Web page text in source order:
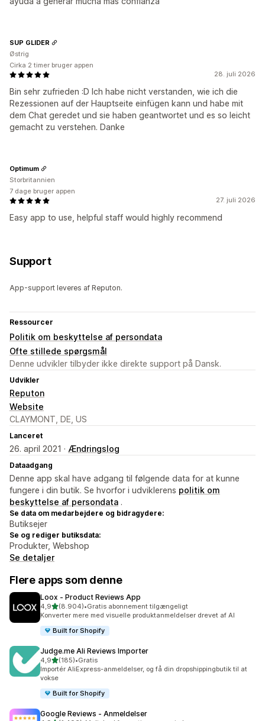
28. juli 2026
Bin sehr zufrieden :D Ich habe nicht verstanden, wie ich die
Rezessionen auf der Hauptseite einfügen kann und habe mit
dem Chat geredet und sie haben geantwortet und es so leicht
gemacht zu verstehen. Danke
SUP GLIDER
Østrig
Cirka 2 timer bruger appen
27. juli 2026
Easy app to use, helpful staff would highly recommend
Optimum
Storbritannien
7 dage bruger appen
Support
App-support leveres af Reputon.
Ressourcer
Politik om beskyttelse af persondata
Ofte stillede spørgsmål
Denne udvikler tilbyder ikke direkte support på Dansk.
Udvikler
Reputon
Website
CLAYMONT, DE, US
Lanceret
26. april 2021 · Ændringslog
Dataadgang
Denne app skal have adgang til følgende data for at kunne
fungere i din butik. Se hvorfor i udviklerens politik om
beskyttelse af persondata .
Se data om medarbejdere og bidragydere:
Butiksejer
Se og rediger butiksdata:
Produkter, Webshop
Se detaljer
Flere apps som denne
Loox ‑ Product Reviews App
4,9ud af 5 stjerner
(8.904)
8904 anmeldelser i alt
•Gratis abonnement tilgængeligt
Konverter mere med visuelle produktanmeldelser drevet af AI
Built for Shopify
Judge.me Ali Reviews Importer
4,9ud af 5 stjerner
(185)
185 anmeldelser i alt
•Gratis
Importér AliExpress-anmeldelser, og få din dropshippingbutik til at
vokse
Built for Shopify
Google Reviews ‑ Anmeldelser